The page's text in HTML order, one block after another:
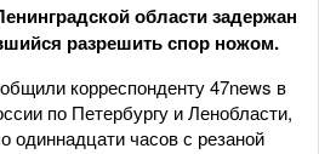
области задержан
разрешить спор ножом.
корреспонденту 47news в
по Петербургу и Ленобласти,
одиннадцати часов с резаной